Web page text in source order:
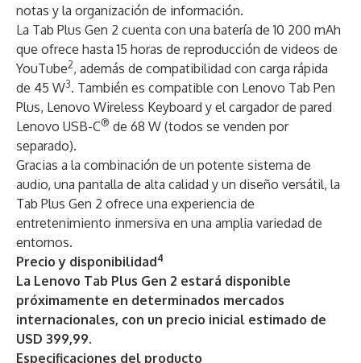
notas y la organización de información.
La Tab Plus Gen 2 cuenta con una batería de 10 200 mAh
que ofrece hasta 15 horas de reproducción de videos de
YouTube2, además de compatibilidad con carga rápida
de 45 W3. También es compatible con Lenovo Tab Pen
Plus, Lenovo Wireless Keyboard y el cargador de pared
Lenovo USB-C® de 68 W (todos se venden por
separado).
Gracias a la combinación de un potente sistema de
audio, una pantalla de alta calidad y un diseño versátil, la
Tab Plus Gen 2 ofrece una experiencia de
entretenimiento inmersiva en una amplia variedad de
entornos.
Precio y disponibilidad4
La Lenovo Tab Plus Gen 2 estará disponible
próximamente en determinados mercados
internacionales, con un precio inicial estimado de
USD 399,99.
Especificaciones del producto